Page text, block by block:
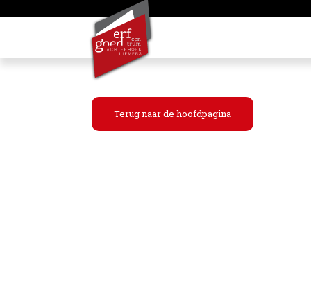
Terug naar de hoofdpagina